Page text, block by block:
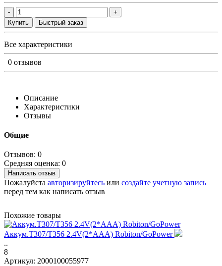
-
+
Купить
Быстрый заказ
Все характеристики
0 отзывов
Описание
Характеристики
Отзывы
Общие
Отзывов: 0
Средняя оценка: 0
Написать отзыв
Пожалуйста авторизируйтесь или создайте учетную запись
перед тем как написать отзыв
Похожие товары
Аккум.T307/T356 2.4V(2*AAA) Robiton/GoPower
..
8
Артикул: 2000100055977